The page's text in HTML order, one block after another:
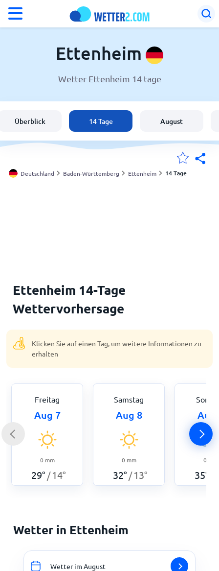
Wetter in Ettenheim
Schweiz
Österreich
Ettenheim
Wetter Ettenheim 14 tage
Überblick 14 Tage August
Deutschland Baden-Württemberg Ettenheim 14 Tage
Ettenheim 14-Tage
Wettervorhersage
Klicken Sie auf einen Tag, um weitere Informationen zu
erhalten
Freitag
Aug 7
0 mm
29° / 14°
Samstag
Aug 8
0 mm
32° / 13°
Aug
0
35°
Wetter in Ettenheim
Wetter im August